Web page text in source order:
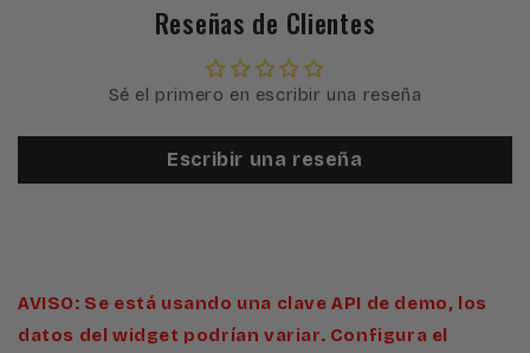
Reseñas de Clientes
Sé el primero en escribir una reseña
Escribir una reseña
AVISO: Se está usando una clave API de demo, los
datos del widget podrían variar. Configura el